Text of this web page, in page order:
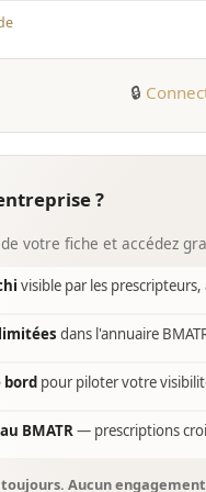
🔒
?
votre fiche et accédez
visible par les
dans l'annuaire
bord pour piloter votre
BMATR— prescriptions
Aucun